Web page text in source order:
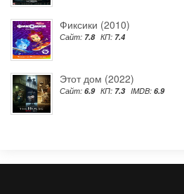
Фиксики (2010)
Сайт: 7.8 КП: 7.4
Этот дом (2022)
Сайт: 6.9 КП: 7.3 IMDB: 6.9